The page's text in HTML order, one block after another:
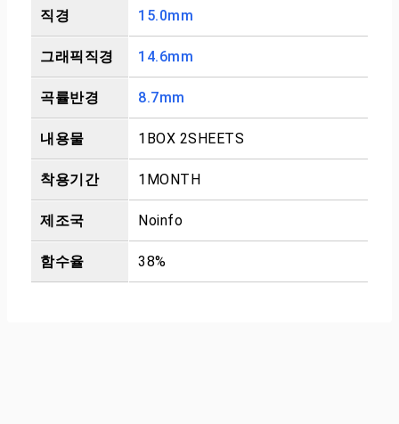
직경 15.0mm
그래픽직경 14.6mm
곡률반경 8.7mm
내용물 1BOX 2SHEETS
착용기간 1MONTH
제조국 Noinfo
함수율 38%